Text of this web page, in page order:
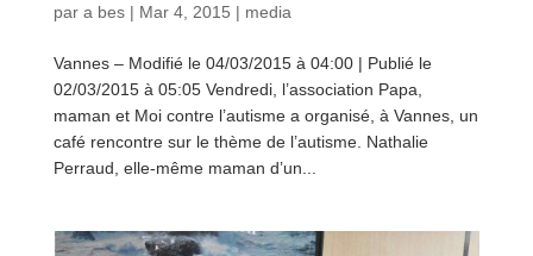
par a bes| Mar 4, 2015 | media
Vannes – Modifié le 04/03/2015 à 04:00 | Publié le
02/03/2015 à 05:05 Vendredi, l’association Papa,
maman et Moi contre l’autisme a organisé, à Vannes, un
café rencontre sur le thème de l’autisme. Nathalie
Perraud, elle-même maman d’un...